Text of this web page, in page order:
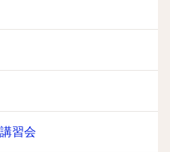
習会